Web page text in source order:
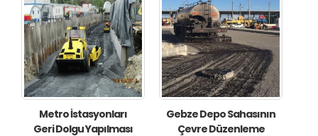
Metro İstasyonları
Geri Dolgu Yapılması
Gebze Depo Sahasının
Çevre Düzenleme